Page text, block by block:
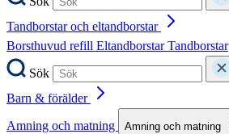
Tandborstar och eltandborstar
Borsthuvud refill EltandborstarTandborstar
Sök
Barn & förälder
Amning och matning
Amning och matning